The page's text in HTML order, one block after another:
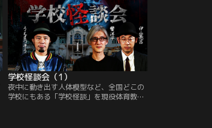
学校怪談会（1）
夜中に動き出す人体模型など、全国どこの
学校にもある「学校怪談」を現役体育教師